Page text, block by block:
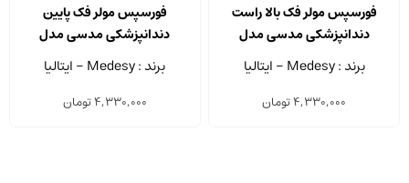
فورسپس مولر فک بالا راست
دندانپزشکی مدسی مدل
2500/17
برند : Medesy - ایتالیا
4,330,000تومان
فورسپس مولر فک پایین
دندانپزشکی مدسی مدل
2500/73
برند : Medesy - ایتالیا
4,330,000تومان